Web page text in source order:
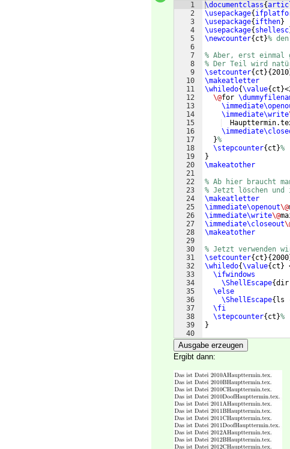
1
2
3
4
5
6
7
8
9
10
11
12
13
14
15
16
17
18
19
20
21
22
23
24
25
26
27
28
29
30
31
32
33
34
35
36
37
38
39
40
41
\documentclass{
\usepackage{
\usepackage{ ifthen}
\usepackage{ shellesc
\newcounter{ ct }%
% Aber, erst einmal
% Der Teil wird
\setcounter{ ct }{2010
\makeatletter
\whiledo{\value{ ct }
\@for
\immediate\write
}%
\stepcounter{ ct }%
}
\makeatother
% Ab hier braucht
% Jetzt löschen
\makeatletter
\immediate\openout\@
\immediate\write\@
\immediate\closeout
\makeatother
% Jetzt verwenden
\setcounter{ ct }{2000
\whiledo{\value{ ct }
\ifwindows
\ShellEscape{
\else
\ShellEscape{ ls
\fi
\stepcounter{ ct }%
}
\usepackage
Ausgabe erzeugen
Ergibt dann: